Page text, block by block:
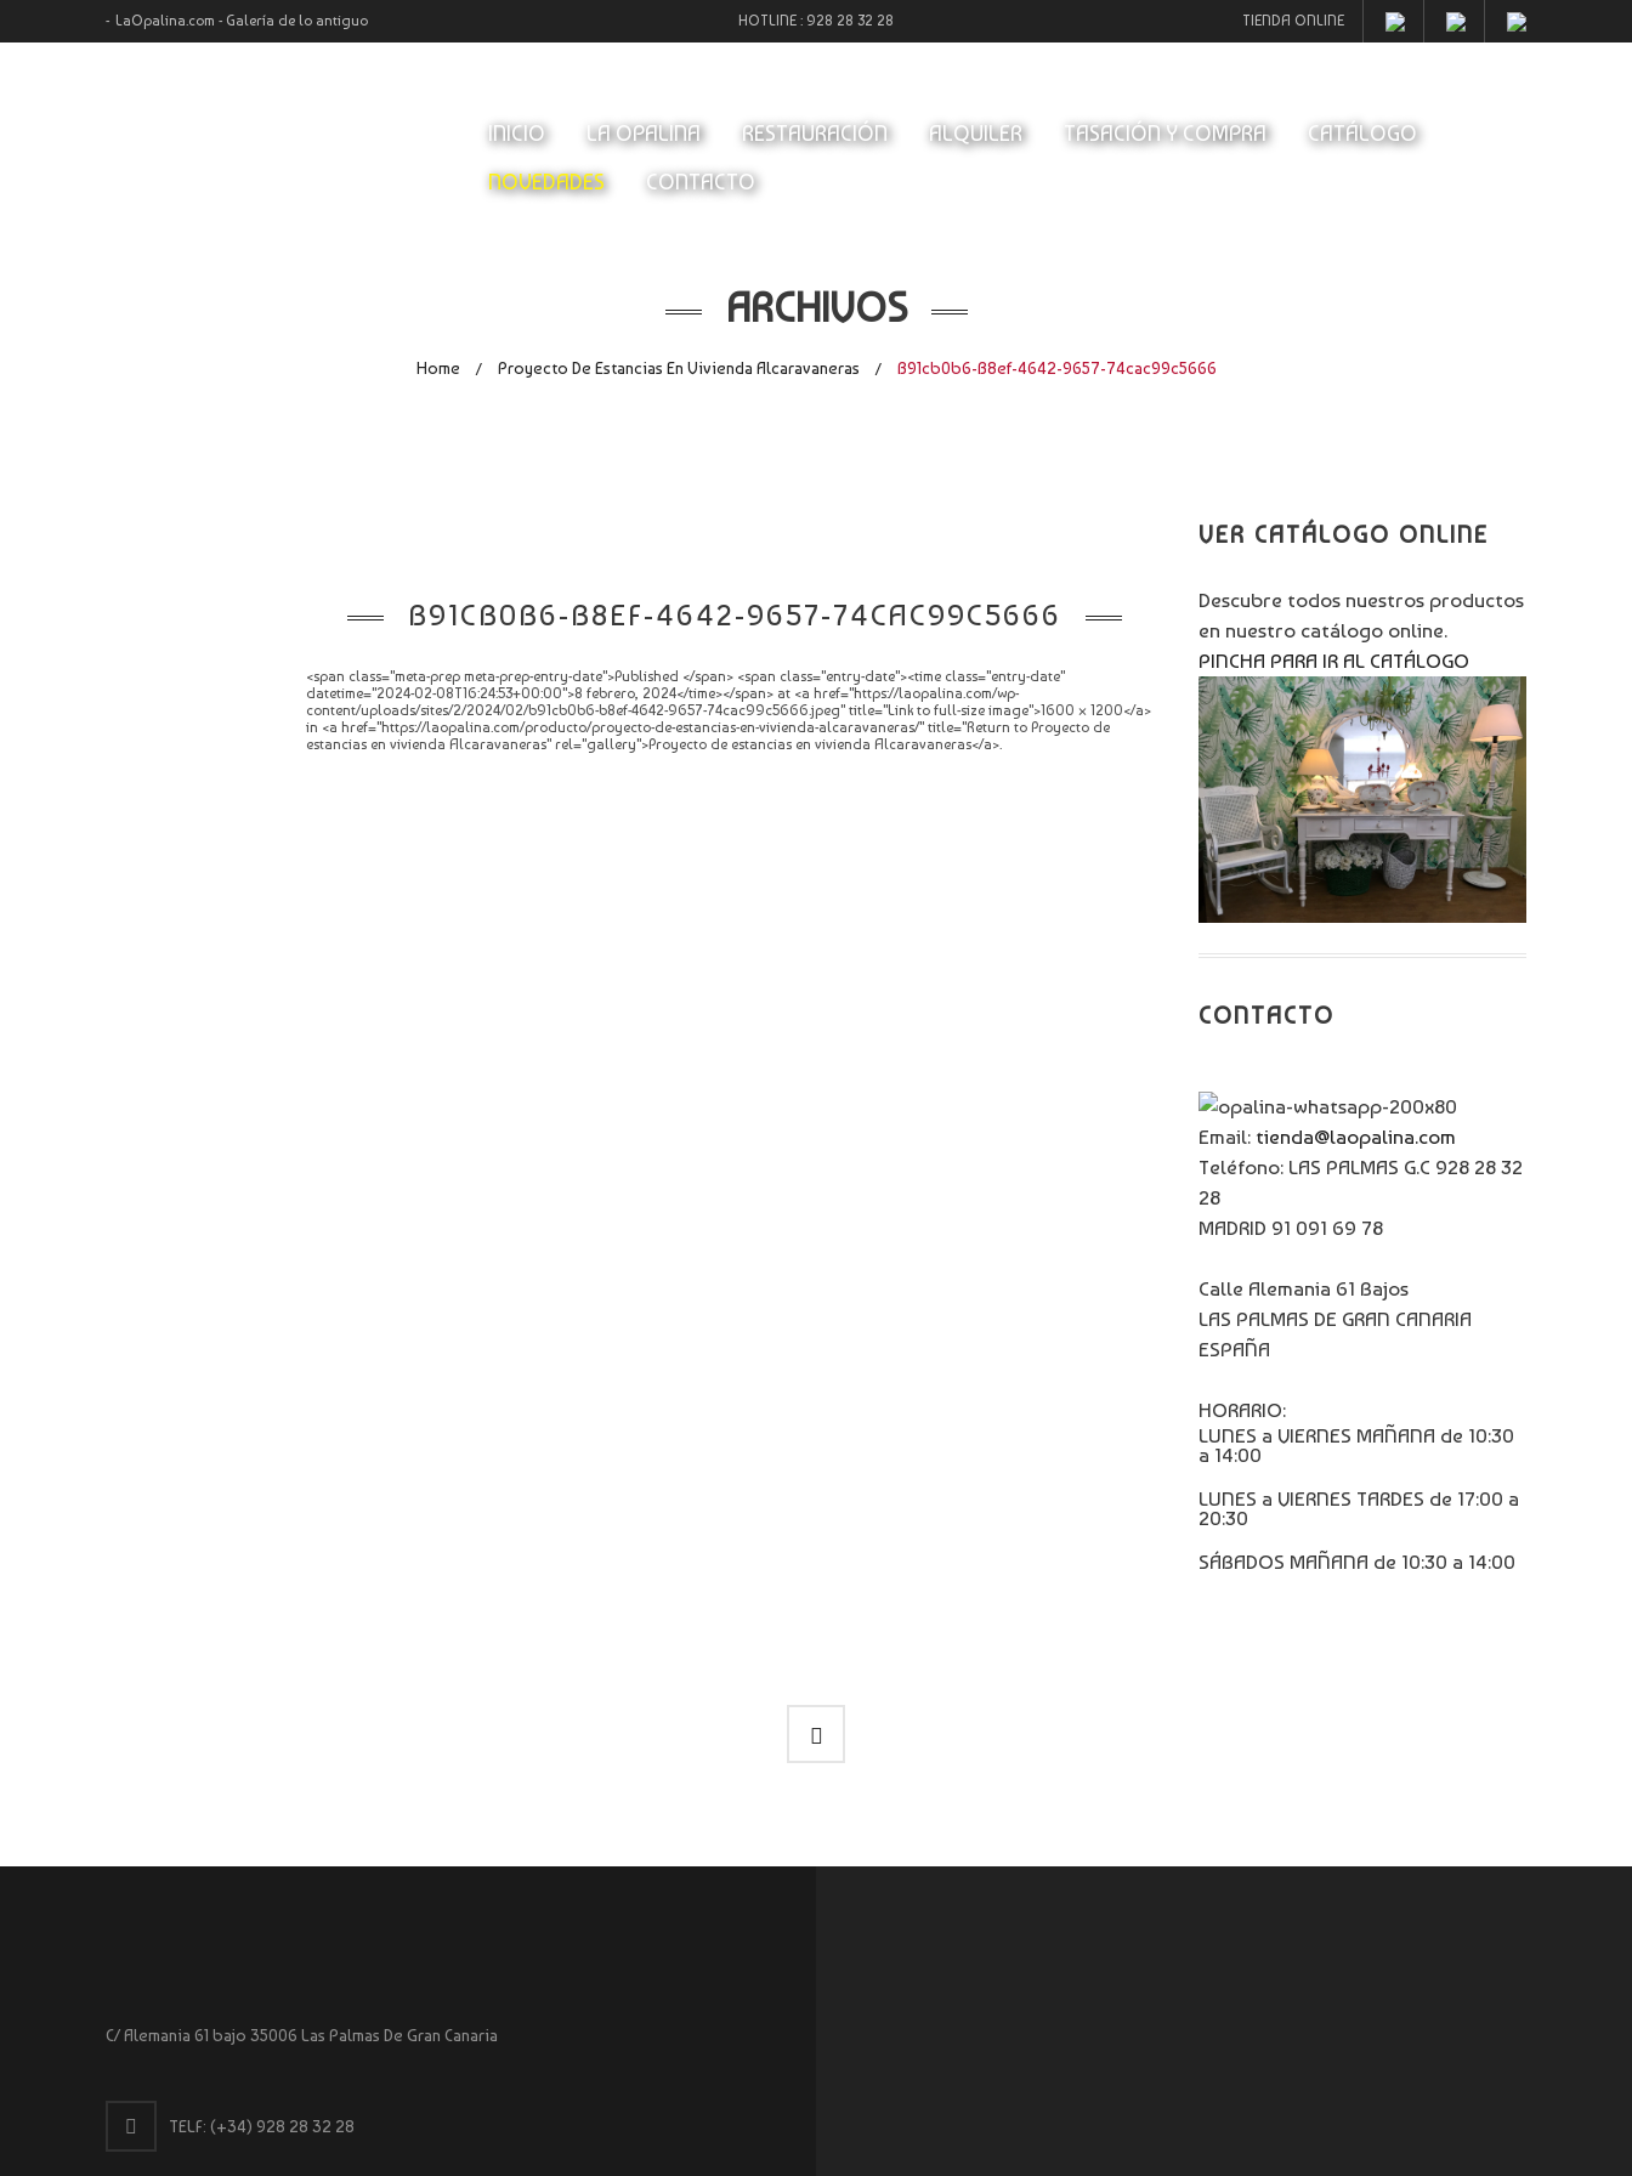
LaOpalina.com - Galería de lo antiguo HOTLINE : 928 28 32 28 TIENDA ONLINE
INICIO LA OPALINA RESTAURACIÓN ALQUILER TASACIÓN Y COMPRA
CATÁLOGO
NOVEDADES
CONTACTO
ARCHIVOS
Home / Proyecto De Estancias En Vivienda Alcaravaneras / B91cb0b6-B8ef-4642-9657-74cac99c5666
B91CB0B6-B8EF-4642-9657-74CAC99C5666
<span class="meta-prep meta-prep-entry-date">Published </span> <span class="entry-date"><time class="entry-date"
datetime="2024-02-08T16:24:53+00:00">8 febrero, 2024</time></span> at <a href="https://laopalina.com/wp-
content/uploads/sites/2/2024/02/b91cb0b6-b8ef-4642-9657-74cac99c5666.jpeg" title="Link to full-size image">1600 × 1200</a>
in <a href="https://laopalina.com/producto/proyecto-de-estancias-en-vivienda-alcaravaneras/" title="Return to Proyecto de
estancias en vivienda Alcaravaneras" rel="gallery">Proyecto de estancias en vivienda Alcaravaneras</a>.
VER CATÁLOGO ONLINE
Descubre todos nuestros productos
en nuestro catálogo online.
PINCHA PARA IR AL CATÁLOGO
CONTACTO
Email: tienda@laopalina.com
Teléfono: LAS PALMAS G.C 928 28 32
28
MADRID 91 091 69 78
Calle Alemania 61 Bajos
LAS PALMAS DE GRAN CANARIA
ESPAÑA
HORARIO:
LUNES a VIERNES MAÑANA de 10:30
a 14:00
LUNES a VIERNES TARDES de 17:00 a
20:30
SÁBADOS MAÑANA de 10:30 a 14:00
C/ Alemania 61 bajo 35006 Las Palmas De Gran Canaria
TELF: (+34) 928 28 32 28